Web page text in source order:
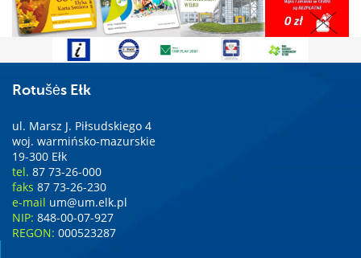
Rotušės Ełk
ul. Marsz J. Piłsudskiego 4
woj. warmińsko-mazurskie
19-300 Ełk
tel. 87 73-26-000
faks 87 73-26-230
e-mail um@um.elk.pl
NIP: 848-00-07-927
REGON: 000523287